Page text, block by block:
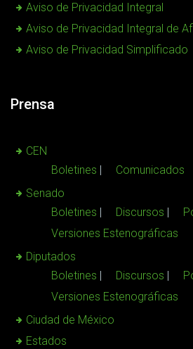
Aviso de Privacidad Integral
Aviso de Privacidad Integral de
Aviso de Privacidad Simplificado
Prensa
CEN
Boletines
Comunicados
Senado
Boletines
Discursos
Versiones Estenográficas
Diputados
Boletines
Discursos
Versiones Estenográficas
Ciudad de México
Estados